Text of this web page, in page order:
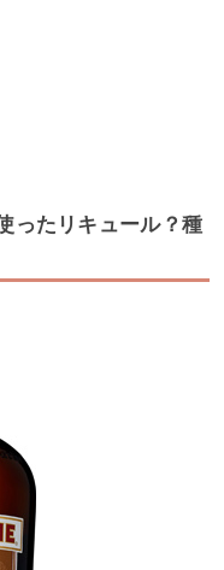
ったリキュール？種